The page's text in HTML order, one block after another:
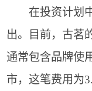
在投资计划中
出。目前，古茗
通常包含品牌使
市，这笔费用为